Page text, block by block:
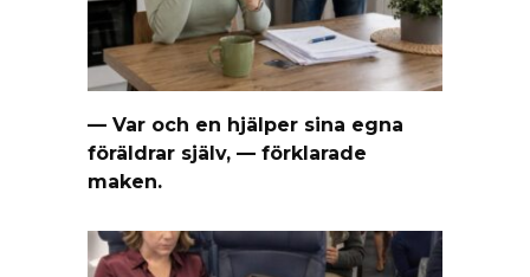
— Var och en hjälper sina egna
föräldrar själv, — förklarade
maken.